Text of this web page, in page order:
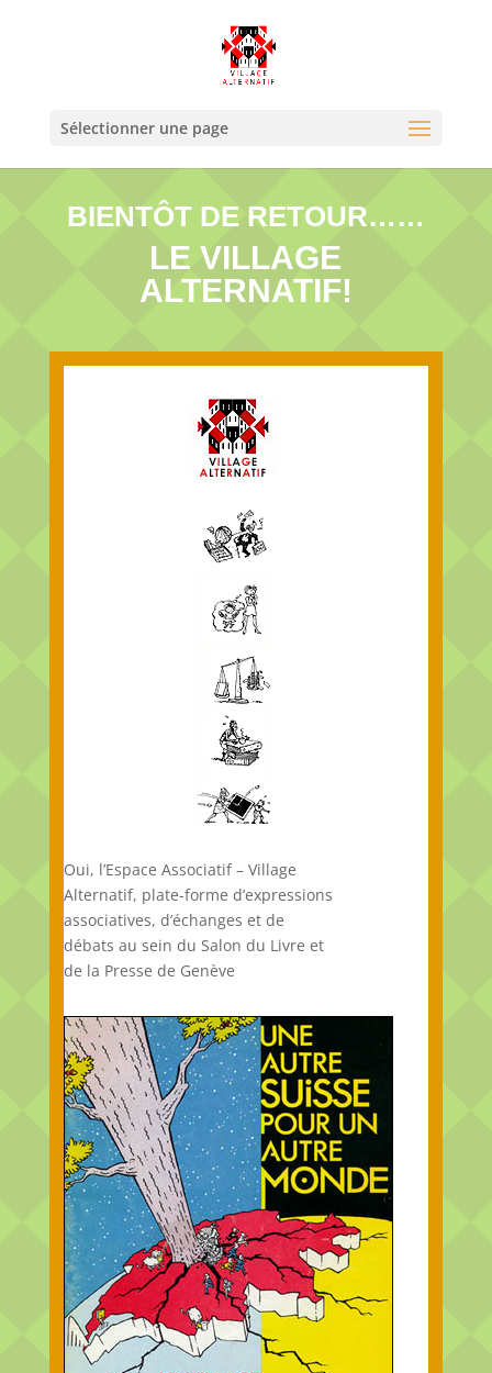
Sélectionner une page
BIENTÔT DE RETOUR……
LE VILLAGE
ALTERNATIF!
Oui, l’Espace Associatif – Village
Alternatif, plate-forme d’expressions
associatives, d’échanges et de
débats au sein du Salon du Livre et
de la Presse de Genève